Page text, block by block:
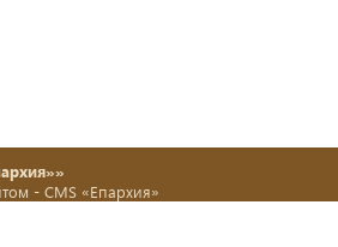
- CMS «Епархия»